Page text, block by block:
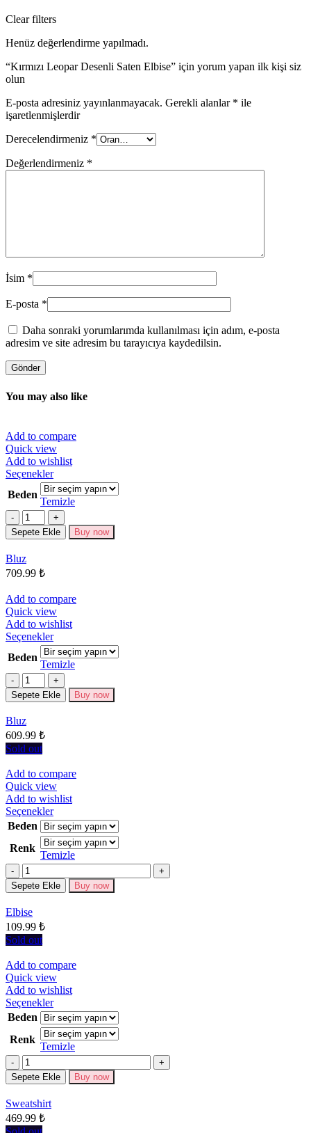
Clear filters
Henüz değerlendirme yapılmadı.
“Kırmızı Leopar Desenli Saten Elbise” için yorum yapan ilk kişi siz
olun
E-posta adresiniz yayınlanmayacak. Gerekli alanlar * ile
işaretlenmişlerdir
Derecelendirmeniz *
Değerlendirmeniz *
İsim *
E-posta *
Daha sonraki yorumlarımda kullanılması için adım, e-posta
adresim ve site adresim bu tarayıcıya kaydedilsin.
You may also like
Add to compare
Quick view
Add to wishlist
SeçeneklerBu
ürünün
birden
fazla
varyasyonu
var.
Beden
Temizle
Miktar
Sepete Ekle Buy now
Bluz
709.99 ₺
Add to compare
Quick view
Add to wishlist
SeçeneklerBu
ürünün
birden
fazla
varyasyonu
var.
Beden
Temizle
Miktar
Sepete Ekle Buy now
Bluz
609.99 ₺
Sold out
Add to compare
Quick view
Add to wishlist
SeçeneklerBu
ürünün
birden
fazla
varyasyonu
Seçenekler
Beden
Renk
Temizle
Miktar
Sepete Ekle Buy now
Elbise
109.99 ₺
Sold out
Add to compare
Quick view
Add to wishlist
SeçeneklerBu
ürünün
birden
fazla
varyasyonu
Seçenekler
Beden
Renk
Temizle
Miktar
Sepete Ekle Buy now
Sweatshirt
469.99 ₺